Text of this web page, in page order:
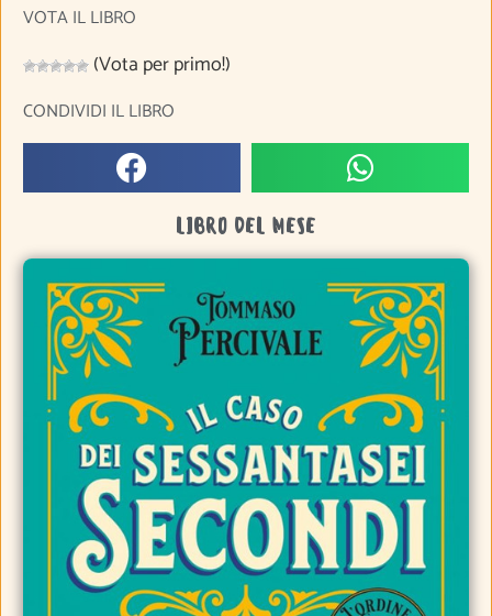
VOTA IL LIBRO
(Vota per primo!)
CONDIVIDI IL LIBRO
LIBRO DEL MESE